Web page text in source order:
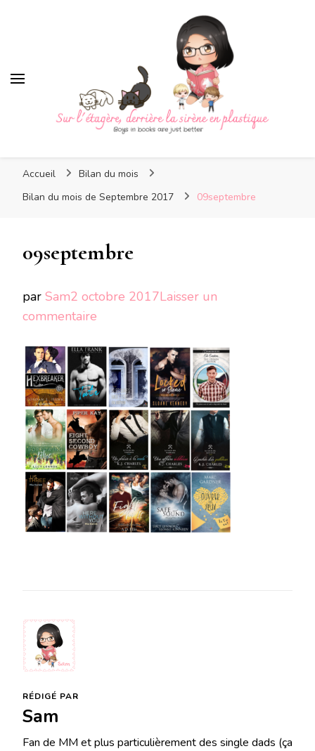
Sur l'étagère, derrière la
sirène en plastique
sirène en plastique
Accueil
Bilan du mois
Bilan du mois de Septembre 2017
09septembre
09septembre
par Sam2 octobre 2017Laisser un
commentaire
RÉDIGÉ PAR
Sam
Fan de MM et plus particulièrement des single dads (ça